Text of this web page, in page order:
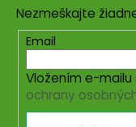
Nezmeškajte
Email
Vložením e-mailu
ochrany